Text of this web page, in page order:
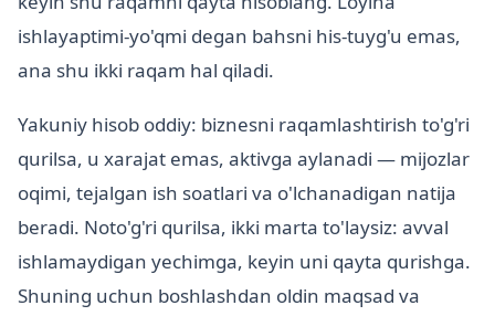
ishlayaptimi-yo'qmi degan bahsni his-tuyg'u emas,
ana shu ikki raqam hal qiladi.
Yakuniy hisob oddiy: biznesni raqamlashtirish to'g'ri
qurilsa, u xarajat emas, aktivga aylanadi — mijozlar
oqimi, tejalgan ish soatlari va o'lchanadigan natija
beradi. Noto'g'ri qurilsa, ikki marta to'laysiz: avval
ishlamaydigan yechimga, keyin uni qayta qurishga.
Shuning uchun boshlashdan oldin maqsad va